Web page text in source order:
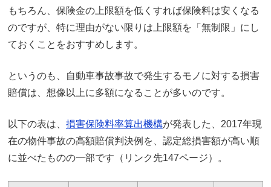
もちろん、保険金の上限額を低くすれば保険料は安くなる
のですが、特に理由がない限りは上限額を「無制限」にし
ておくことをおすすめします。
というのも、自動車事故事故で発生するモノに対する損害
賠償は、想像以上に多額になることが多いのです。
以下の表は、 損害保険料率算出機構が発表した、2017年現
在の物件事故の高額賠償判決例を、認定総損害額が高い順
に並べたものの一部です（リンク先147ページ）。